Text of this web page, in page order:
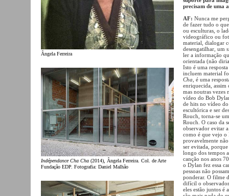
Ângela Ferreira
Indépendance Cha Cha (2014), Ângela Ferreira. Col. de Arte
Fundação EDP. Fotografia: Daniel Malhão
precisam de uma
AF: Nunca me
de fazer tudo o
ou esculturas, o
videográfico ou
material, dialogar
desengatilhar, um
ler a informação
orientada (não
Isto é uma
incluem material
Cha , é uma
enriquecida,
mas noutras
vídeo do Bob
de hits no vídeo
escultórica e ser
Rouch, torna-se
Rouch. O caso da
observador evitar
como é que vejo o
provavelmente
ser evitada,
longo dos tempos
canção nos anos
o Dylan fez essa
pessoas não
ponderar. O filme
difícil o observador
eles estão juntos é